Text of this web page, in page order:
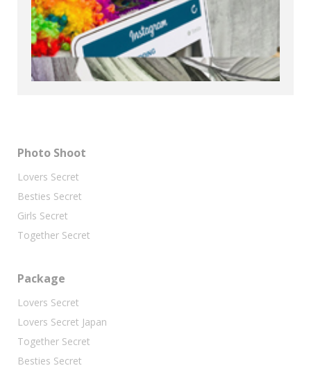
Photo Shoot
Lovers Secret
Besties Secret
Girls Secret
Together Secret
Package
Lovers Secret
Lovers Secret Japan
Together Secret
Besties Secret